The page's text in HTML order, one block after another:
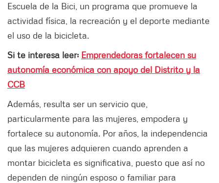
Escuela de la Bici, un programa que promueve la
actividad física, la recreación y el deporte mediante
el uso de la bicicleta.
Si te interesa leer: Emprendedoras fortalecen su
autonomía económica con apoyo del Distrito y la
CCB
Además, resulta ser un servicio que,
particularmente para las mujeres, empodera y
fortalece su autonomía. Por años, la independencia
que las mujeres adquieren cuando aprenden a
montar bicicleta es significativa, puesto que así no
dependen de ningún esposo o familiar para